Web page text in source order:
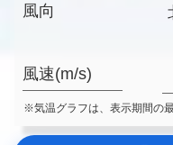
風向
風速(m/s)
※気温グラフは、表示期間の